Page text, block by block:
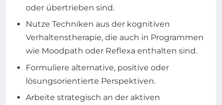
oder übertrieben sind.
Nutze Techniken aus der kognitiven
Verhaltenstherapie, die auch in Programmen
wie Moodpath oder Reflexa enthalten sind.
Formuliere alternative, positive oder
lösungsorientierte Perspektiven.
Arbeite strategisch an der aktiven